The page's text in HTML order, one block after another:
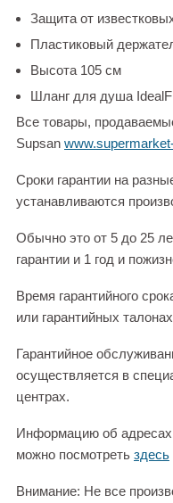
Защита от
Пластиковый
Высота 105 см
Шланг для душа
Все товары,
Supsan
Сроки гарантии на
устанавливаются
Обычно это от 5 до 25
гарантии и 1 год и
Время гарантийного
или гарантийных
Гарантийное
осуществляется в
центрах.
Информацию об
можно посмотреть здесь
Внимание: Не все